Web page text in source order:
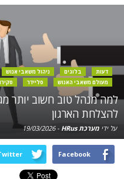
דעות בלוגים ניהול משאבי אנוש
מעולם משאבי האנוש
סליידר
למה מנהל טוב חשוב יותר
להצלחת הארגון
על ידי מערכת HRus -
19/03/2026
Facebook